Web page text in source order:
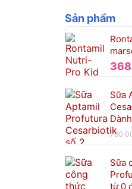
Sản phẩm
Sữa
Sữa
từ 0